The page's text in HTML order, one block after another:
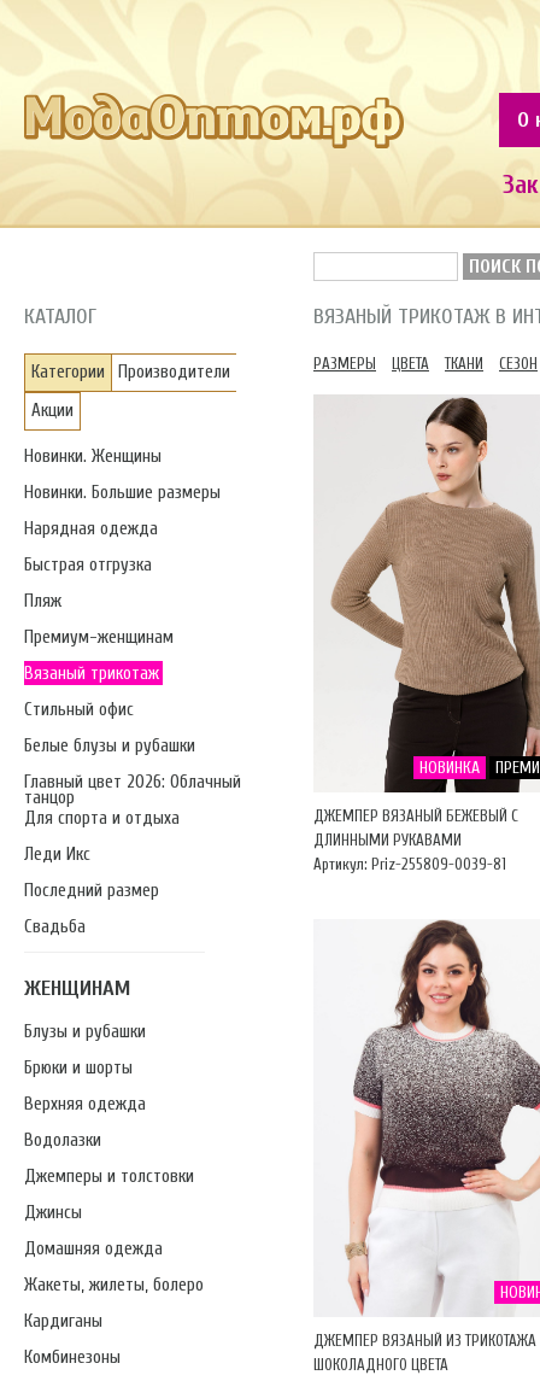
О
ПОИСК
КАТАЛОГ
Категории
Производители
Акции
Новинки. Женщины
Новинки. Большие размеры
Нарядная одежда
Быстрая отгрузка
Пляж
Премиум-женщинам
Вязаный трикотаж
Стильный офис
Белые блузы и рубашки
Главный цвет 2026: Облачный
танцор
Для спорта и отдыха
Леди Икс
Последний размер
Свадьба
ЖЕНЩИНАМ
Блузы и рубашки
Брюки и шорты
Верхняя одежда
Водолазки
Джемперы и толстовки
Джинсы
Домашняя одежда
Жакеты, жилеты, болеро
Кардиганы
Комбинезоны
ВЯЗАНЫЙ ТРИКОТАЖ В
РАЗМЕРЫ ЦВЕТА ТКАНИ СЕЗОН
НОВИНКА
ДЖЕМПЕР ВЯЗАНЫЙ БЕЖЕВЫЙ С
ДЛИННЫМИ РУКАВАМИ
Артикул: Priz-255809-0039-81
ДЖЕМПЕР ВЯЗАНЫЙ ИЗ ТРИКОТАЖА
ШОКОЛАДНОГО ЦВЕТА